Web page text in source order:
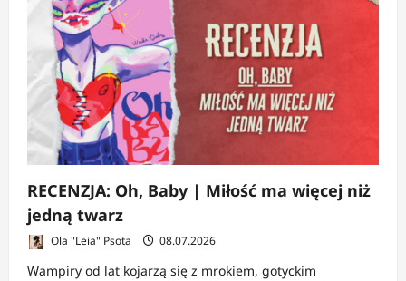
RECENZJA: Oh, Baby | Miłość ma więcej niż
jedną twarz
Ola "Leia" Psota 08.07.2026
Wampiry od lat kojarzą się z mrokiem, gotyckim